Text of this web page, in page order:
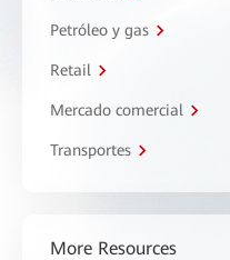
Petróleo y gas
Retail
Mercado comercial
Transportes
More Resources